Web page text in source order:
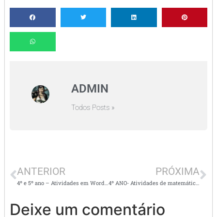
ADMIN
Todos Posts »
ANTERIOR PRÓXIMA
4º ANO- Atividades de matemática – envolvendo, números, operações e situações problema
Deixe um comentário